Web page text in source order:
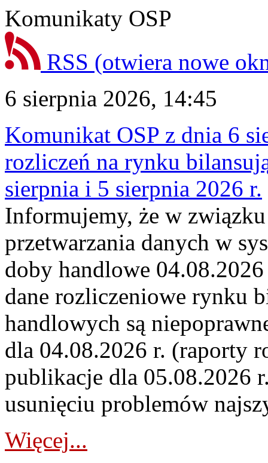
Komunikaty OSP
RSS (otwiera nowe
6 sierpnia 2026, 14:45
Komunikat OSP z dnia 6
rozliczeń na rynku
sierpnia i 5 sierpnia 2026 r.
Informujemy, że w
przetwarzania danych w
doby handlowe
dane rozliczeniowe rynku
handlowych są
dla 04.08.2026 r. (raporty
publikacje dla 05.08.2026
usunięciu problemów
Więcej...